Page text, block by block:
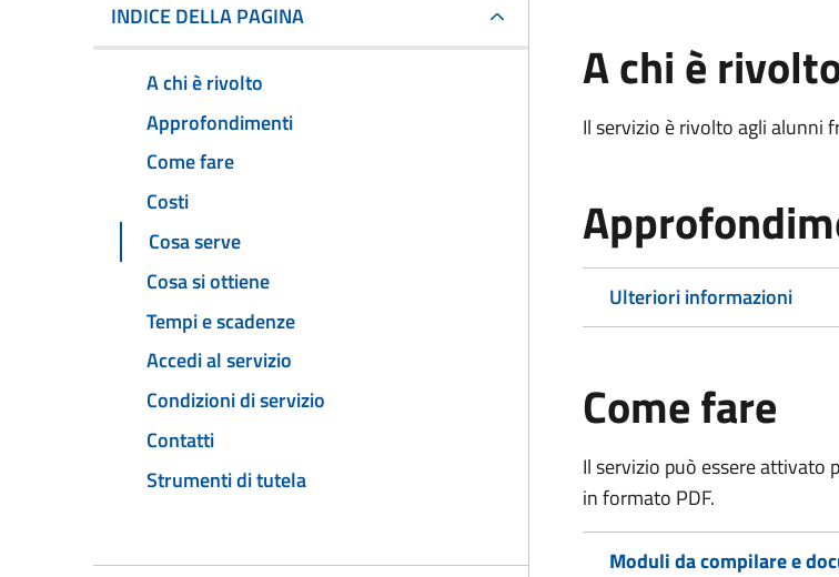
INDICE DELLA PAGINA
A chi è rivolto
Approfondimenti
Come fare
Costi
Cosa serve
Cosa si ottiene
Tempi e scadenze
Accedi al servizio
Condizioni di servizio
Contatti
Strumenti di tutela
A chi è
Il servizio è rivolto agli alunni
Ulteriori informazioni
Come fare
Il servizio può essere
in formato PDF.
Moduli da compilare e